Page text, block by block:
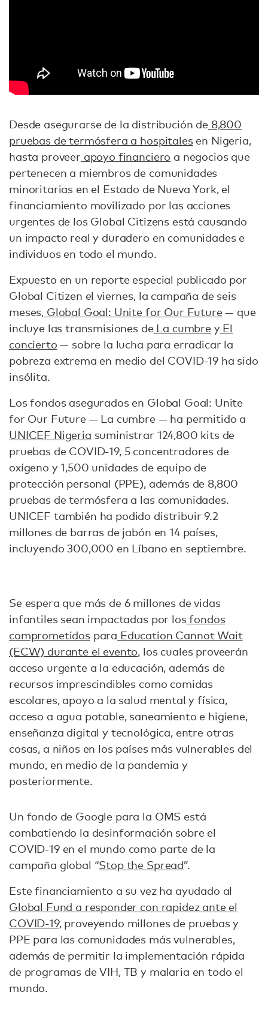
Desde asegurarse de la distribución de8,800
pruebas de termósfera a hospitalesen Nigeria,
hasta proveer apoyo financiero a negocios que
pertenecen a miembros de comunidades
minoritarias en el Estado de Nueva York, el
financiamiento movilizado por las acciones
urgentes de los Global Citizens está causando
un impacto real y duradero en comunidades e
individuos en todo el mundo.
Expuesto en un reporte especial publicado por
Global Citizen el viernes, la campaña de seis
meses, Global Goal: Unite for Our Future— que
incluye las transmisiones deLa cumbreyEl
concierto — sobre la lucha para erradicar la
pobreza extrema en medio del COVID-19 ha sido
insólita.
Los fondos asegurados en Global Goal: Unite
for Our Future — La cumbre — ha permitido a
UNICEF Nigeria suministrar 124,800 kits de
pruebas de COVID-19, 5 concentradores de
oxígeno y 1,500 unidades de equipo de
protección personal (PPE), además de 8,800
pruebas de termósfera a las comunidades.
UNICEF también ha podido distribuir 9.2
millones de barras de jabón en 14 países,
incluyendo 300,000 en Líbano en septiembre.
Se espera que más de 6 millones de vidas
infantiles sean impactadas por losfondos
comprometidospara Education Cannot Wait
(ECW) durante el evento, los cuales proveerán
acceso urgente a la educación, además de
recursos imprescindibles como comidas
escolares, apoyo a la salud mental y física,
acceso a agua potable, saneamiento e higiene,
enseñanza digital y tecnológica, entre otras
cosas, a niños en los países más vulnerables del
mundo, en medio de la pandemia y
posteriormente.
Un fondo de Google para la OMS está
combatiendo la desinformación sobre el
COVID-19 en el mundo como parte de la
campaña global “Stop the Spread”.
Este financiamiento a su vez ha ayudado al
Global Fund a responder con rapidez ante el
COVID-19, proveyendo millones de pruebas y
PPE para las comunidades más vulnerables,
además de permitir la implementación rápida
de programas de VIH, TB y malaria en todo el
mundo.